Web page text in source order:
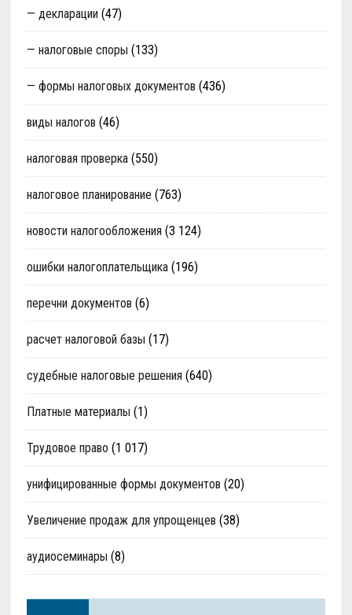
— декларации (47)
— налоговые споры (133)
— формы налоговых документов (436)
виды налогов (46)
налоговая проверка(550)
налоговое планирование (763)
новости налогообложения (3 124)
ошибки налогоплательщика(196)
перечни документов (6)
расчет налоговой базы (17)
судебные налоговые решения (640)
Платные материалы (1)
Трудовое право (1 017)
унифицированные формы документов (20)
Увеличение продаж для упрощенцев (38)
аудиосеминары (8)